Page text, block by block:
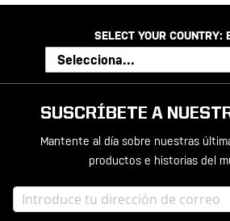
SELECT YOUR COUNTRY:
SUSCRÍBETE A
Mantente al día sobre nuestras
productos e historias del